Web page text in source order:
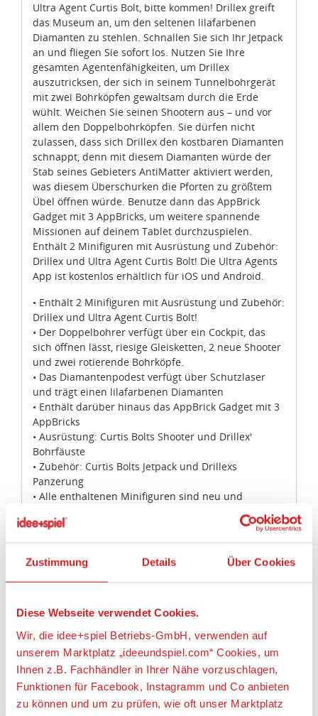
Zustimmung Details Über Cookies
Diese Webseite verwendet Cookies.
Wir, die idee+spiel Betriebs-GmbH, verwenden auf
unserem Marktplatz „ideeundspiel.com“ Cookies, um
Ihnen z.B. Fachhändler in Ihrer Nähe vorzuschlagen,
Funktionen für Facebook, Instagramm und Co anbieten
zu können und um zu prüfen, wie oft unser Marktplatz
Ultra Agent Curtis Bolt, bitte kommen! Drillex greift
das Museum an, um den seltenen lilafarbenen
Diamanten zu stehlen. Schnallen Sie sich Ihr Jetpack
an und fliegen Sie sofort los. Nutzen Sie Ihre
gesamten Agentenfähigkeiten, um Drillex
auszutricksen, der sich in seinem Tunnelbohrgerät
mit zwei Bohrköpfen gewaltsam durch die Erde
wühlt. Weichen Sie seinen Shootern aus – und vor
allem den Doppelbohrköpfen. Sie dürfen nicht
zulassen, dass sich Drillex den kostbaren Diamanten
schnappt, denn mit diesem Diamanten würde der
Stab seines Gebieters AntiMatter aktiviert werden,
was diesem Überschurken die Pforten zu größtem
Übel öffnen würde. Benutze dann das AppBrick
Gadget mit 3 AppBricks, um weitere spannende
Missionen auf deinem Tablet durchzuspielen.
Enthält 2 Minifiguren mit Ausrüstung und Zubehör:
Drillex und Ultra Agent Curtis Bolt! Die Ultra Agents
App ist kostenlos erhältlich für iOS und Android.
• Enthält 2 Minifiguren mit Ausrüstung und Zubehör:
Drillex und Ultra Agent Curtis Bolt!
• Der Doppelbohrer verfügt über ein Cockpit, das
sich öffnen lässt, riesige Gleisketten, 2 neue Shooter
und zwei rotierende Bohrköpfe.
• Das Diamantenpodest verfügt über Schutzlaser
und trägt einen lilafarbenen Diamanten
• Enthält darüber hinaus das AppBrick Gadget mit 3
AppBricks
• Ausrüstung: Curtis Bolts Shooter und Drillex'
Bohrfäuste
• Zubehör: Curtis Bolts Jetpack und Drillexs
Panzerung
• Alle enthaltenen Minifiguren sind neu und
• Weiche den Shootern am Bohrgerät aus.
• Weiche dem gigantischen Doppelbohrer aus.
• Halte Drillex mit dem Agenten-Blaster von Ultra
Agent Curtis Bolt auf.
• Beschütze den kostbaren lilafarbenen Diamanten.
kostenlos herunter. Diese App lässt dich selbst zu
einem Ultra Agent werden, der auf anspruchsvolle
Missionen geschickt wird.
• Baue das in diesem Set enthaltene Ultra
AppGadget zusammen und spiele coole Missionen
auf deinem Tablet durch.
• Der Doppelbohrer ist 7 cm hoch, 23 cm lang und 10